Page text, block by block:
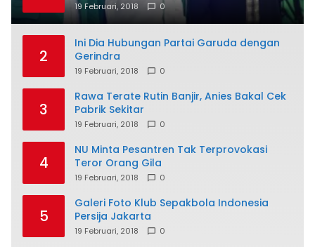
19 Februari, 2018 0
2
Ini Dia Hubungan Partai Garuda dengan
Gerindra
19 Februari, 2018 0
3
Rawa Terate Rutin Banjir, Anies Bakal Cek
Pabrik Sekitar
19 Februari, 2018 0
4
NU Minta Pesantren Tak Terprovokasi
Teror Orang Gila
19 Februari, 2018 0
5
Galeri Foto Klub Sepakbola Indonesia
Persija Jakarta
19 Februari, 2018 0